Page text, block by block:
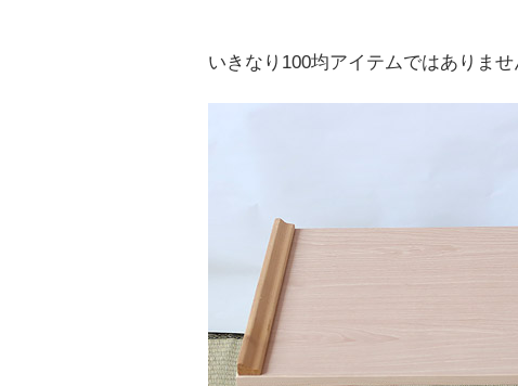
いきなり100均アイテムではありま